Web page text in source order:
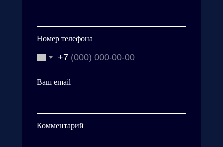
Номер телефона
+7
Ваш email
Комментарий